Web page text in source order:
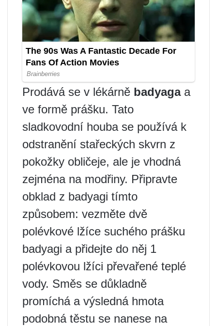
Prodává se v lékárně badyagaa
ve formě prášku. Tato
sladkovodní houba se používá k
odstranění stařeckých skvrn z
pokožky obličeje, ale je vhodná
zejména na modřiny. Připravte
obklad z badyagi tímto
způsobem: vezměte dvě
polévkové lžíce suchého prášku
badyagi a přidejte do něj 1
polévkovou lžíci převařené teplé
vody. Směs se důkladně
promíchá a výsledná hmota
podobná těstu se nanese na